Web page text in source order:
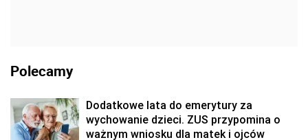
Polecamy
Dodatkowe lata do emerytury za
wychowanie dzieci. ZUS przypomina o
ważnym wniosku dla matek i ojców